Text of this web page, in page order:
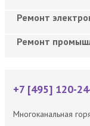
Ремонт
Ремонт
+7 [495] 120-
Многоканальная